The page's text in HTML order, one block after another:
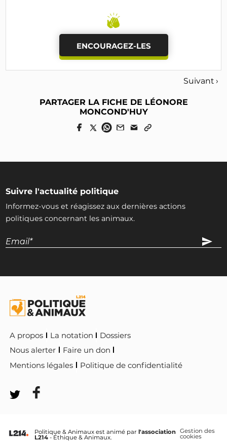
ENCOURAGEZ-LES
Suivant ›
PARTAGER LA FICHE DE LÉONORE
MONCOND'HUY
Suivre l'actualité politique
Informez-vous et réagissez aux dernières actions
politiques concernant les animaux.
A propos La notation
Dossiers
Nous alerter
Faire un don
Mentions légales
Politique de confidentialité
Politique & Animaux est animé par l'association
L214 - Éthique & Animaux.
Gestion des
cookies